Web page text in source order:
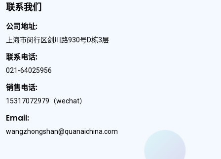
联系我们
公司地址:
上海市闵行区剑川路930号D栋3层
联系电话:
021-64025956
销售电话:
15317072979 （wechat）
Email:
wangzhongshan@quanaichina.com